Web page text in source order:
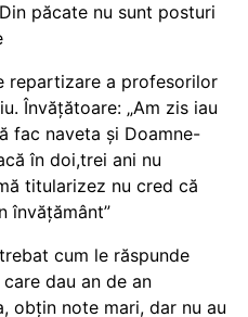
păcate nu sunt posturi
repartizare a profesorilor
Învățătoare: „Am zis iau
fac naveta și Doamne-
în doi,trei ani nu
titularizez nu cred că
învățământ”
cum le răspunde
dau an de an
obțin note mari, dar nu au